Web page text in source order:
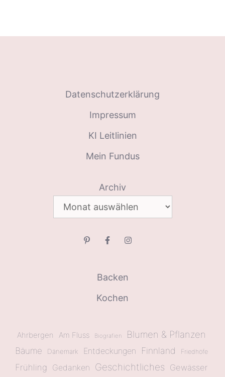
Datenschutzerklärung
Impressum
KI Leitlinien
Mein Fundus
Archiv
Backen
Kochen
Ahrbergen Am Fluss Biografien Blumen & Pflanzen
Bäume Dänemark Entdeckungen Finnland Friedhöfe
Frühling Gedanken Geschichtliches Gewässer